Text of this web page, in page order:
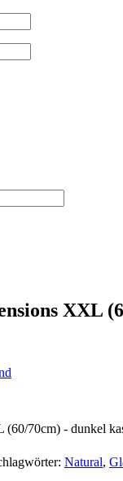
XXL
70cm) - dunkel
Natural,